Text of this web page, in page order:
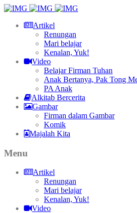
Artikel
Renungan
Mari belajar
Kenalan, Yuk!
Video
Belajar Firman Tuhan
Anak Bertanya, Pak Tong
PA Anak
Alkitab Bercerita
Gambar
Firman dalam Gambar
Komik
Majalah Kita
Menu
Artikel
Renungan
Mari belajar
Kenalan, Yuk!
Video